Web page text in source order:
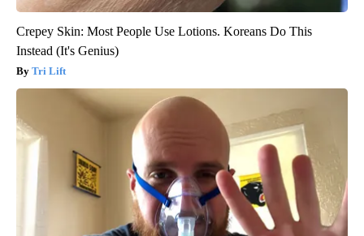
Crepey Skin: Most People Use Lotions. Koreans Do This
Instead (It's Genius)
Tri Lift